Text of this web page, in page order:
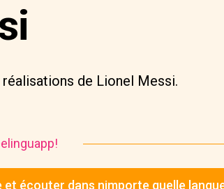
de Lionel Messi.
et écouter dans nimporte quelle